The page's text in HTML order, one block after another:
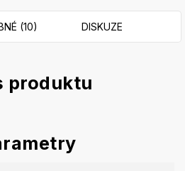
(10) DISKUZE
produktu